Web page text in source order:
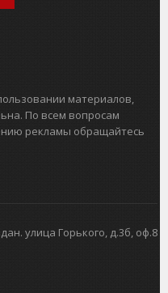
материалов,
По всем вопросам
рекламы обращайтесь
улица Горького, д.3б, оф.8